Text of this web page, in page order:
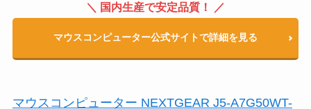
＼ 国内生産で安定品質！ ／
マウスコンピューター公式サイトで詳細を見る
マウスコンピューター NEXTGEAR J5-A7G50WT-